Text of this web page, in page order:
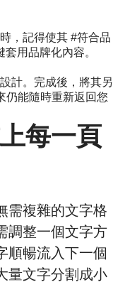
，記得使其 #符合品
用品牌化內容。
計。完成後，將其另
仍能隨時重新返回您
每一頁
需複雜的文字格
調整一個文字方
順暢流入下一個
量文字分割成小